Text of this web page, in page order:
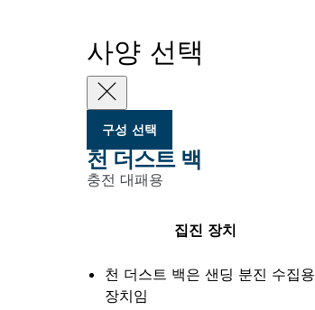
사양 선택
구성 선택
천 더스트 백
충전 대패용
집진 장치
천 더스트 백은 샌딩 분진 수집용
장치임